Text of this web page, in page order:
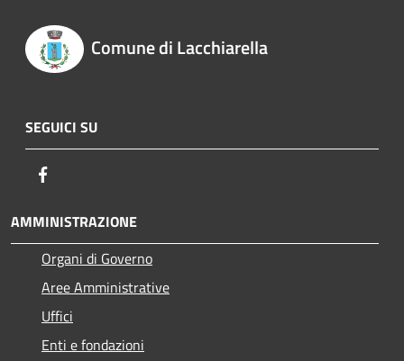
Comune di Lacchiarella
SEGUICI SU
AMMINISTRAZIONE
Organi di Governo
Aree Amministrative
Uffici
Enti e fondazioni